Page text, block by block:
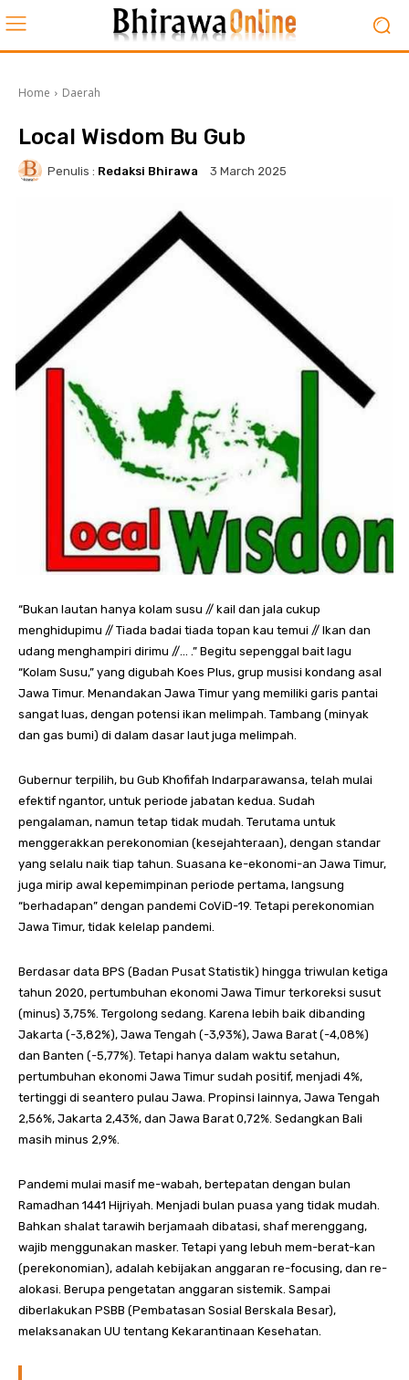
Home Daerah
Local Wisdom Bu Gub
Penulis : Redaksi Bhirawa 3 March 2025
“Bukan lautan hanya kolam susu // kail dan jala cukup
menghidupimu // Tiada badai tiada topan kau temui // Ikan dan
udang menghampiri dirimu //… .” Begitu sepenggal bait lagu
“Kolam Susu,” yang digubah Koes Plus, grup musisi kondang asal
Jawa Timur. Menandakan Jawa Timur yang memiliki garis pantai
sangat luas, dengan potensi ikan melimpah. Tambang (minyak
dan gas bumi) di dalam dasar laut juga melimpah.
Gubernur terpilih, bu Gub Khofifah Indarparawansa, telah mulai
efektif ngantor, untuk periode jabatan kedua. Sudah
pengalaman, namun tetap tidak mudah. Terutama untuk
menggerakkan perekonomian (kesejahteraan), dengan standar
yang selalu naik tiap tahun. Suasana ke-ekonomi-an Jawa Timur,
juga mirip awal kepemimpinan periode pertama, langsung
“berhadapan” dengan pandemi CoViD-19. Tetapi perekonomian
Jawa Timur, tidak kelelap pandemi.
Berdasar data BPS (Badan Pusat Statistik) hingga triwulan ketiga
tahun 2020, pertumbuhan ekonomi Jawa Timur terkoreksi susut
(minus) 3,75%. Tergolong sedang. Karena lebih baik dibanding
Jakarta (-3,82%), Jawa Tengah (-3,93%), Jawa Barat (-4,08%)
dan Banten (-5,77%). Tetapi hanya dalam waktu setahun,
pertumbuhan ekonomi Jawa Timur sudah positif, menjadi 4%,
tertinggi di seantero pulau Jawa. Propinsi lainnya, Jawa Tengah
2,56%, Jakarta 2,43%, dan Jawa Barat 0,72%. Sedangkan Bali
masih minus 2,9%.
Pandemi mulai masif me-wabah, bertepatan dengan bulan
Ramadhan 1441 Hijriyah. Menjadi bulan puasa yang tidak mudah.
Bahkan shalat tarawih berjamaah dibatasi, shaf merenggang,
wajib menggunakan masker. Tetapi yang lebuh mem-berat-kan
(perekonomian), adalah kebijakan anggaran re-focusing, dan re-
alokasi. Berupa pengetatan anggaran sistemik. Sampai
diberlakukan PSBB (Pembatasan Sosial Berskala Besar),
melaksanakan UU tentang Kekarantinaan Kesehatan.